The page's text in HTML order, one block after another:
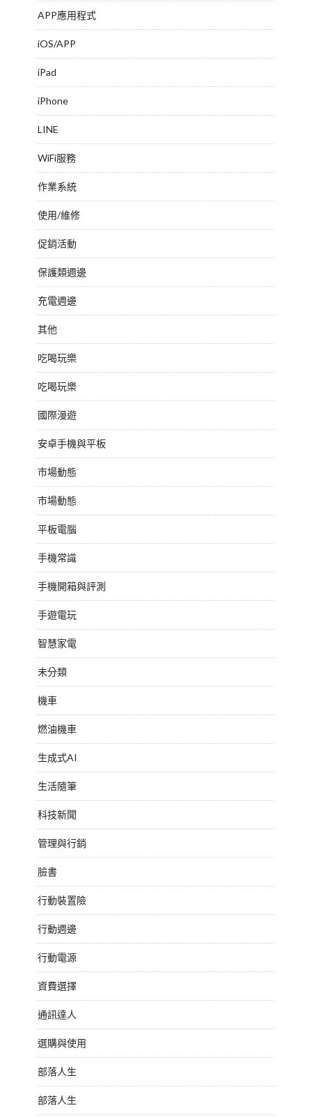
APP應用程式
iOS/APP
iPad
iPhone
LINE
WiFi服務
作業系統
使用/維修
促銷活動
保護類週邊
充電週邊
其他
吃喝玩樂
吃喝玩樂
國際漫遊
安卓手機與平板
市場動態
市場動態
平板電腦
手機常識
手機開箱與評測
手遊電玩
智慧家電
未分類
機車
燃油機車
生成式AI
生活隨筆
科技新聞
管理與行銷
臉書
行動裝置險
行動週邊
行動電源
資費選擇
通訊達人
選購與使用
部落人生
部落人生